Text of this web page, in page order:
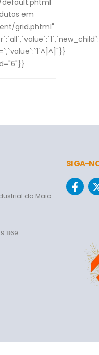
em
grid.phtml"
da Maia
869
SIGA-